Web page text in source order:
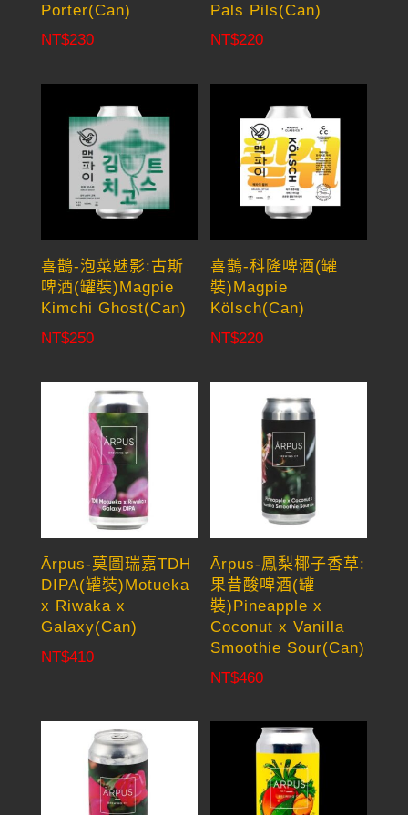
Porter(Can)
NT$230
Pals Pils(Can)
NT$220
喜鵲-泡菜魅影:古斯
啤酒(罐裝)Magpie
Kimchi Ghost(Can)
NT$250
喜鵲-科隆啤酒(罐
裝)Magpie
Kölsch(Can)
NT$220
Ārpus-莫圖瑞嘉TDH
DIPA(罐裝)Motueka
x Riwaka x
Galaxy(Can)
NT$410
Ārpus-鳳梨椰子香草:
果昔酸啤酒(罐
裝)Pineapple x
Coconut x Vanilla
Smoothie Sour(Can)
NT$460